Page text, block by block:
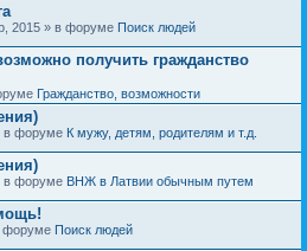
2015 » в форуме Поиск людей
получить гражданство
Гражданство, возможности
в форуме К мужу, детям, родителям и т.д.
в форуме ВНЖ в Латвии обычным путем
форуме Поиск людей